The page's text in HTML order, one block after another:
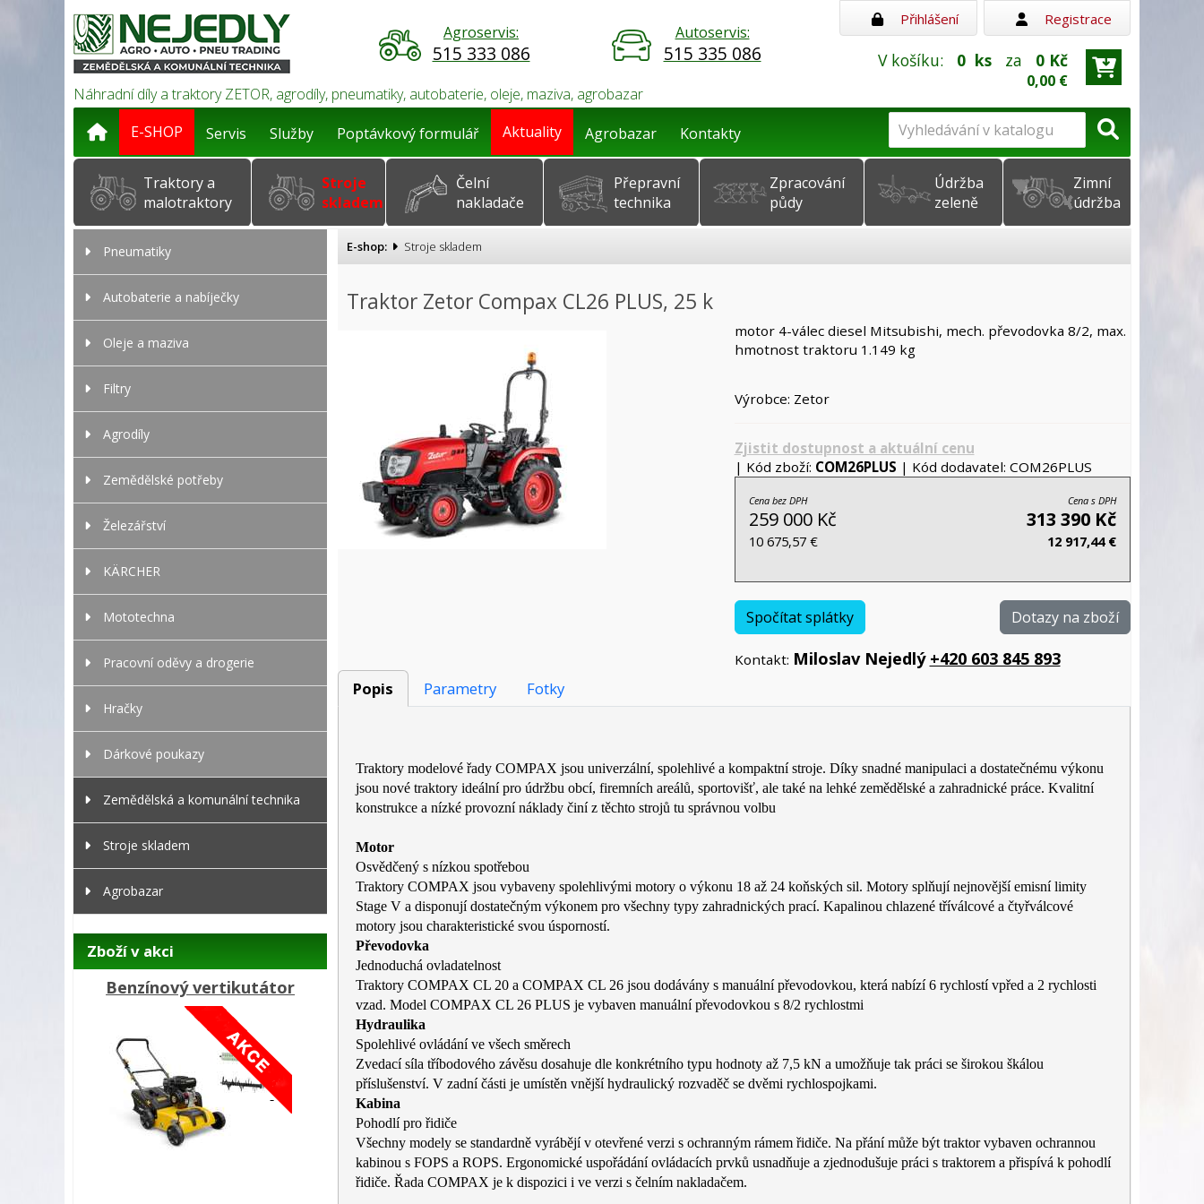
Přihlášení Registrace
Náhradní díly a traktory ZETOR, agrodíly, pneumatiky, autobaterie, oleje, maziva, agrobazar
Agroservis:
515 333 086
Autoservis:
515 335 086 V košíku: 0 ks za 0 Kč
0,00 €
E-SHOP Servis Služby Poptávkový formulář Aktuality Agrobazar Kontakty
Traktory a
malotraktory
Stroje
skladem
Čelní
nakladače
Přepravní
technika
Zpracování
půdy
Údržba
zeleně
Zimní
údržba
Pneumatiky
Autobaterie a nabíječky
Oleje a maziva
Filtry
Agrodíly
Zemědělské potřeby
Železářství
KÄRCHER
Mototechna
Pracovní oděvy a drogerie
Hračky
Dárkové poukazy
Zemědělská a komunální technika
Stroje skladem
Agrobazar
Zboží v akci
Benzínový vertikutátor
E-shop: Stroje skladem
Traktor Zetor Compax CL26 PLUS, 25 k
motor 4-válec diesel Mitsubishi, mech. převodovka 8/2, max.
hmotnost traktoru 1.149 kg
Výrobce: Zetor
Zjistit dostupnost a aktuální cenu
| Kód zboží: COM26PLUS | Kód dodavatel: COM26PLUS
Cena bez DPH
259 000 Kč
10 675,57 €
Cena s DPH
313 390 Kč
12 917,44 €
Spočítat splátky Dotazy na zboží
Kontakt: Miloslav Nejedlý +420 603 845 893
Popis Parametry Fotky
Traktory modelové řady COMPAX jsou univerzální, spolehlivé a kompaktní stroje. Díky snadné manipulaci a dostatečnému výkonu
jsou nové traktory ideální pro údržbu obcí, firemních areálů, sportovišť, ale také na lehké zemědělské a zahradnické práce. Kvalitní
konstrukce a nízké provozní náklady činí z těchto strojů tu správnou volbu
Motor
Osvědčený s nízkou spotřebou
Traktory COMPAX jsou vybaveny spolehlivými motory o výkonu 18 až 24 koňských sil. Motory splňují nejnovější emisní limity
Stage V a disponují dostatečným výkonem pro všechny typy zahradnických prací. Kapalinou chlazené tříválcové a čtyřválcové
motory jsou charakteristické svou úsporností.
Převodovka
Jednoduchá ovladatelnost
Traktory COMPAX CL 20 a COMPAX CL 26 jsou dodávány s manuální převodovkou, která nabízí 6 rychlostí vpřed a 2 rychlosti
vzad. Model COMPAX CL 26 PLUS je vybaven manuální převodovkou s 8/2 rychlostmi
Hydraulika
Spolehlivé ovládání ve všech směrech
Zvedací síla tříbodového závěsu dosahuje dle konkrétního typu hodnoty až 7,5 kN a umožňuje tak práci se širokou škálou
příslušenství. V zadní části je umístěn vnější hydraulický rozvaděč se dvěmi rychlospojkami.
Kabina
Pohodlí pro řidiče
Všechny modely se standardně vyrábějí v otevřené verzi s ochranným rámem řidiče. Na přání může být traktor vybaven ochrannou
kabinou s FOPS a ROPS. Ergonomické uspořádání ovládacích prvků usnadňuje a zjednodušuje práci s traktorem a přispívá k pohodlí
řidiče. Řada COMPAX je k dispozici i ve verzi s čelním nakladačem.